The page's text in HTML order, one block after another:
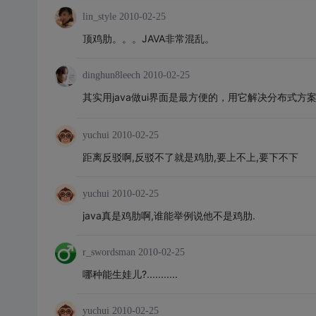
lin_style 2010-02-25
顶鸡肋。。。JAVA非常混乱。
dinghun8leech 2010-02-25
其实用java做ui界面是最方便的，用它解决分布式方案
yuchui 2010-02-25
距离反驳啊,反驳不了就是鸡肋,要上不上,要下不下
yuchui 2010-02-25
java真是鸡肋啊,谁能举例说他不是鸡肋.
r_swordsman 2010-02-25
哪种能生娃儿?...........
yuchui 2010-02-25